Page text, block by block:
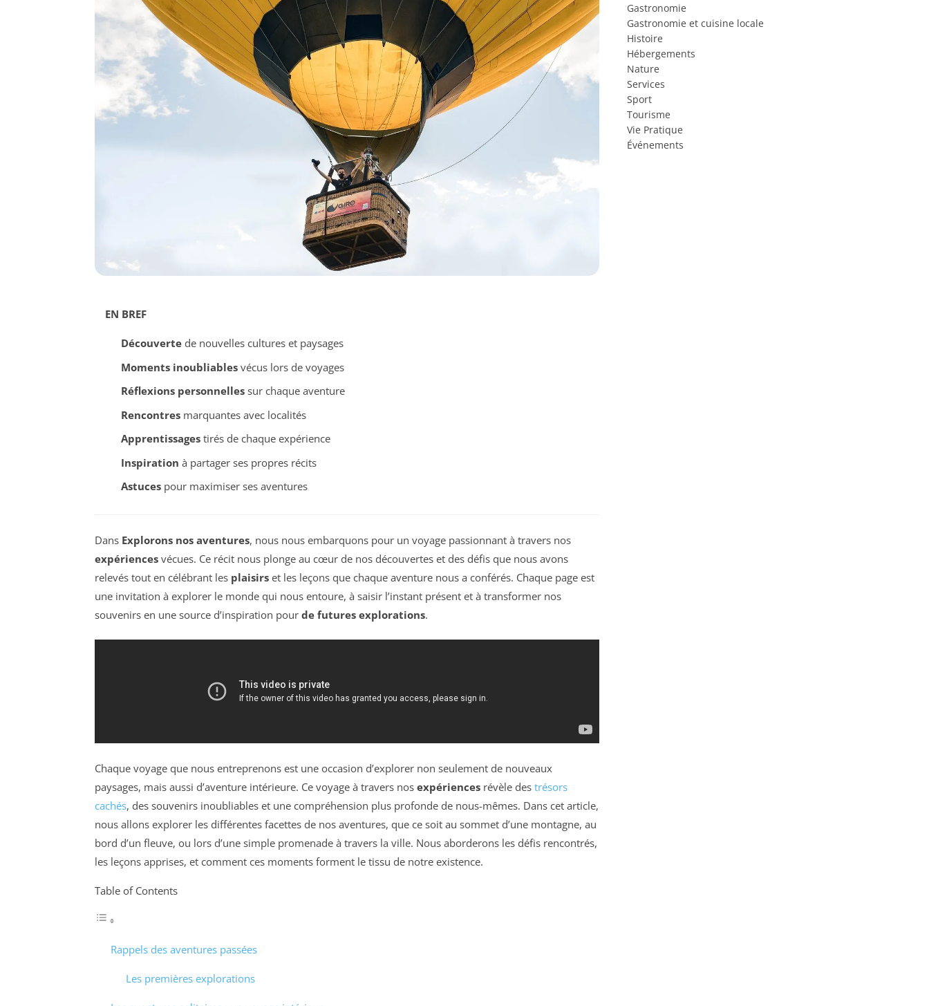
EN BREF
Découvertede nouvelles cultures et paysages
Moments inoubliablesvécus lors de voyages
Réflexions personnellessur chaque aventure
Rencontresmarquantes avec localités
Apprentissagestirés de chaque expérience
Inspiration à partager ses propres récits
Astucespour maximiser ses aventures
Dans Explorons nos aventures, nous nous embarquons pour un voyage passionnant à travers nos
expériences vécues. Ce récit nous plonge au cœur de nos découvertes et des défis que nous avons
relevés tout en célébrant les plaisirs et les leçons que chaque aventure nous a conférés. Chaque page est
une invitation à explorer le monde qui nous entoure, à saisir l’instant présent et à transformer nos
souvenirs en une source d’inspiration pour de futures explorations.
Chaque voyage que nous entreprenons est une occasion d’explorer non seulement de nouveaux
paysages, mais aussi d’aventure intérieure. Ce voyage à travers nos expériences révèle des trésors
cachés, des souvenirs inoubliables et une compréhension plus profonde de nous-mêmes. Dans cet article,
nous allons explorer les différentes facettes de nos aventures, que ce soit au sommet d’une montagne, au
bord d’un fleuve, ou lors d’une simple promenade à travers la ville. Nous aborderons les défis rencontrés,
les leçons apprises, et comment ces moments forment le tissu de notre existence.
Table of Contents
Rappels des aventures passées
Les premières explorations
Gastronomie
Gastronomie et cuisine locale
Histoire
Hébergements
Nature
Services
Sport
Tourisme
Vie Pratique
Événements